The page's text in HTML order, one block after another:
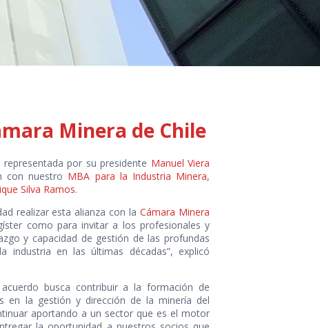
Minera de Chile
por su presidente Manuel Viera
con nuestro MBA para la Industria Minera,
Silva Ramos.
realizar esta alianza con laCámara Minera
como para invitar a los profesionales y
y capacidad de gestión de las profundas
industria en las últimas décadas”, explicó
busca contribuir a la formación de
en la gestión y dirección de la minería del
aportando a un sector que es el motor